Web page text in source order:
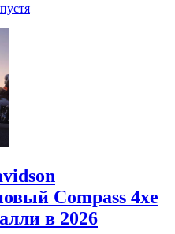
Compass 4xe
в 2026